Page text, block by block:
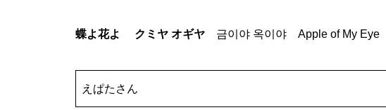
蝶よ花よ クミヤ オギヤ 금이야 옥이야 Apple of My Eye
えぱたさん